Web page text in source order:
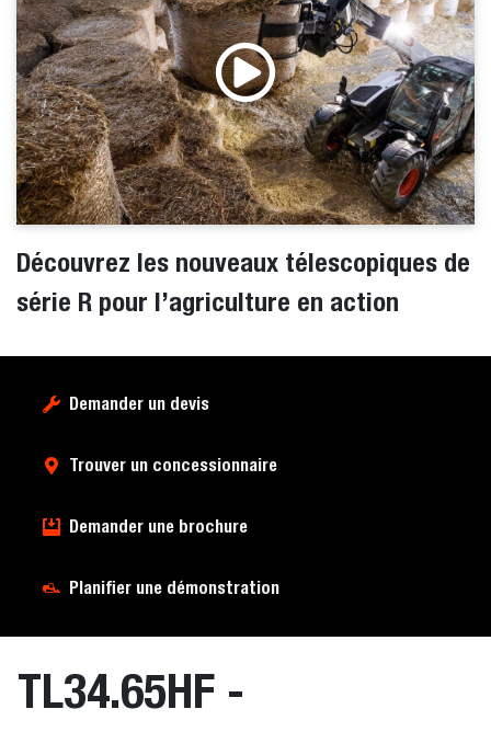
Découvrez les nouveaux télescopiques de
série R pour l’agriculture en action
Demander un devis
Trouver un concessionnaire
Demander une brochure
Planifier une démonstration
TL34.65HF -